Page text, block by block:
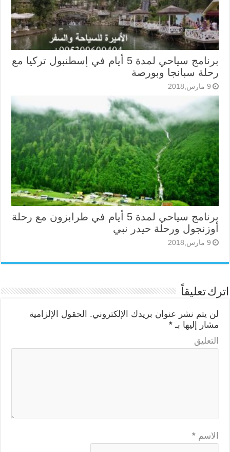
برنامج سياحي لمدة 5 أيام في إسطنبول تركيا مع
رحلة سبانجا وبورصة
9 مارس,2018
برنامج سياحي لمدة 5 أيام في طرابزون مع رحلة
أوزنجول ورحلة حيدر نبي
9 مارس,2018
اترك تعليقاً
لن يتم نشر عنوان بريدك الإلكتروني. الحقول الإلزامية
مشار إليها بـ*
التعليق
الاسم*